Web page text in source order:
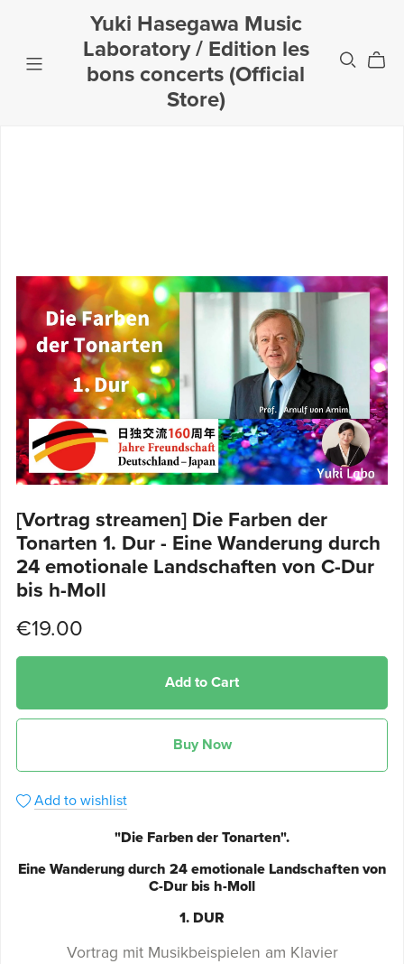
Yuki Hasegawa Music
Laboratory / Edition les
bons concerts (Official
Store)
[Vortrag streamen] Die Farben der
Tonarten 1. Dur - Eine Wanderung durch
24 emotionale Landschaften von C-Dur
bis h-Moll
€19.00
Add to Cart
Buy Now
Add to wishlist
"Die Farben der Tonarten".
Eine Wanderung durch 24 emotionale Landschaften von
C-Dur bis h-Moll
1. DUR
Vortrag mit Musikbeispielen am Klavier